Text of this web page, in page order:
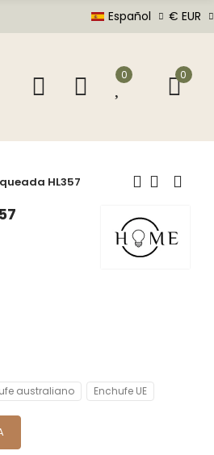
Español € EUR
0 0
HL357
australiano Enchufe UE